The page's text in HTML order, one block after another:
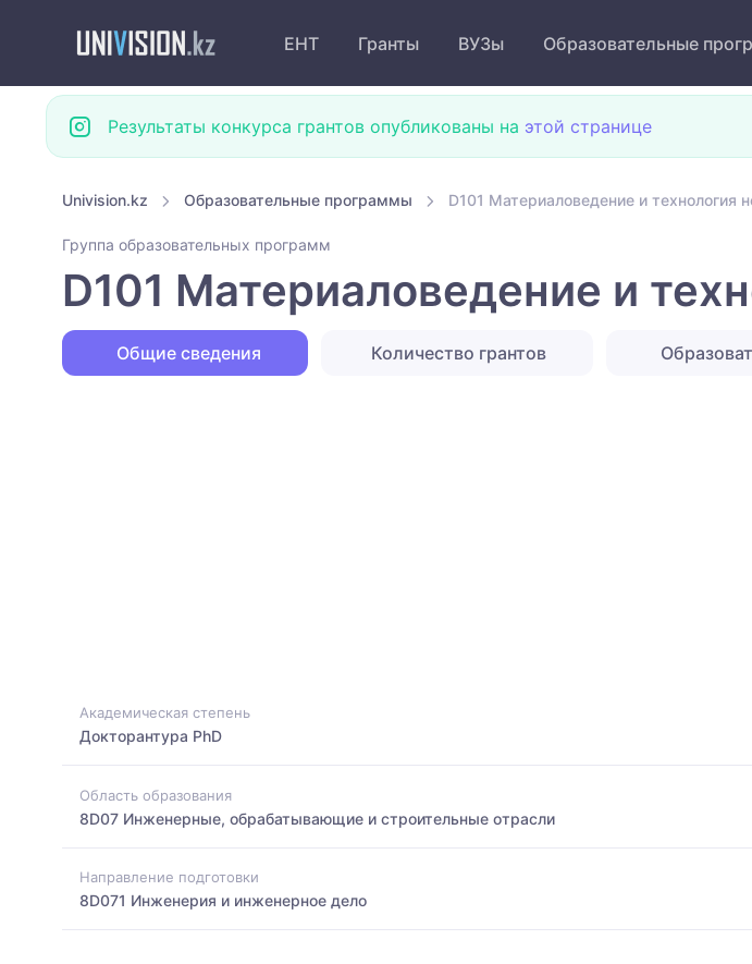
ЕНТ Гранты ВУЗы Образовательные
Результаты конкурса грантов опубликованы на этой странице
Univision.kz Образовательные программы D101 Материаловедение и технология
Группа образовательных программ
D101 Материаловедение и
Общие сведения Количество грантов
Академическая степень
Докторантура PhD
Область образования
8D07 Инженерные, обрабатывающие и строительные отрасли
Направление подготовки
8D071 Инженерия и инженерное дело